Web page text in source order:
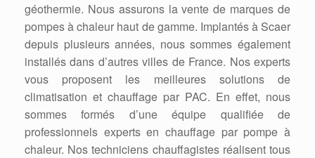
géothermie. Nous assurons la vente de marques de
pompes à chaleur haut de gamme. Implantés à Scaer
depuis plusieurs années, nous sommes également
installés dans d’autres villes de France. Nos experts
vous proposent les meilleures solutions de
climatisation et chauffage par PAC. En effet, nous
sommes formés d’une équipe qualifiée de
professionnels experts en chauffage par pompe à
chaleur. Nos techniciens chauffagistes réalisent tous